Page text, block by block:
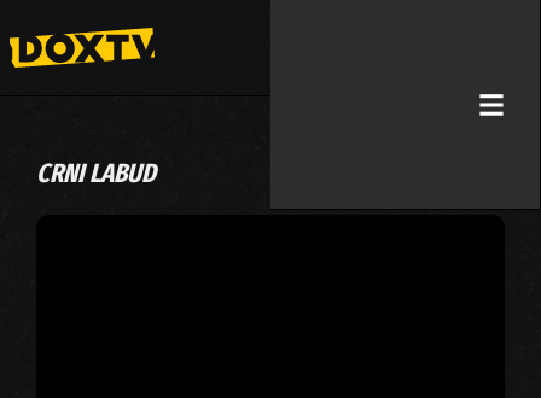
CRNI LABUD